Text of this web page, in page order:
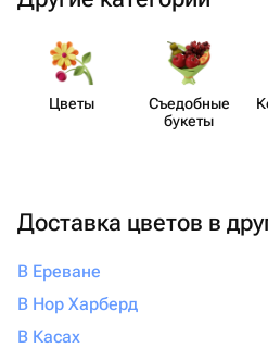
Цветы
Съедобные
букеты
Доставка цветов в
В Ереване
В Нор Харберд
В Касах